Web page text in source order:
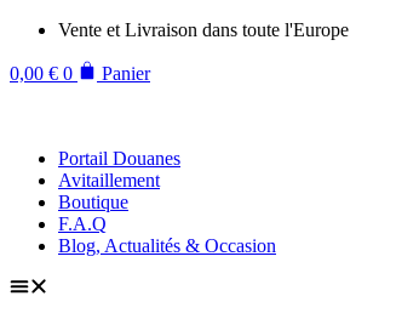
Aller
contenu
Vente et Livraison dans toute l'Europe
0,00 € 0 Panier
Portail Douanes
Avitaillement
Boutique
F.A.Q
Blog, Actualités & Occasion